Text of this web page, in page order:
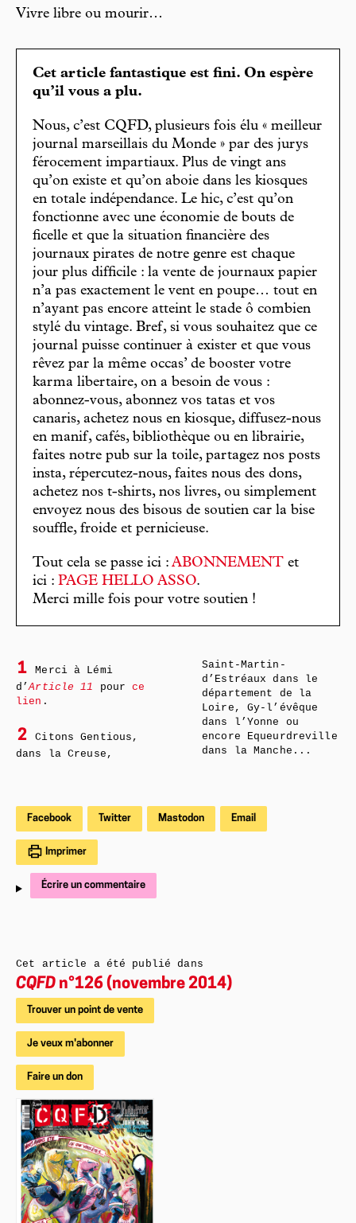
Vivre libre ou mourir…
Cet article fantastique est fini. On espère
qu’il vous a plu.
Nous, c’est CQFD, plusieurs fois élu « meilleur
journal marseillais du Monde » par des jurys
férocement impartiaux. Plus de vingt ans
qu’on existe et qu’on aboie dans les kiosques
en totale indépendance. Le hic, c’est qu’on
fonctionne avec une économie de bouts de
ficelle et que la situation financière des
journaux pirates de notre genre est chaque
jour plus difficile : la vente de journaux papier
n’a pas exactement le vent en poupe… tout en
n’ayant pas encore atteint le stade ô combien
stylé du vintage. Bref, si vous souhaitez que ce
journal puisse continuer à exister et que vous
rêvez par la même occas’ de booster votre
karma libertaire, on a besoin de vous :
abonnez-vous, abonnez vos tatas et vos
canaris, achetez nous en kiosque, diffusez-nous
en manif, cafés, bibliothèque ou en librairie,
faites notre pub sur la toile, partagez nos posts
insta, répercutez-nous, faites nous des dons,
achetez nos t-shirts, nos livres, ou simplement
envoyez nous des bisous de soutien car la bise
souffle, froide et pernicieuse.
Tout cela se passe ici : ABONNEMENT et
ici : PAGE HELLO ASSO.
Merci mille fois pour votre soutien !
1
Merci à Lémi
d’Article 11 pource
lien .
2
Citons Gentious,
dans la Creuse,
Saint-Martin-
d’Estréaux dans le
département de la
Loire, Gy-l’évêque
dans l’Yonne ou
encore Equeurdreville
dans la Manche...
Facebook Twitter Mastodon Email
Imprimer
Écrire un commentaire
Cet article a été publié dans
CQFD n°126 (novembre 2014)
Trouver un point de vente
Je veux m'abonner
Faire un don